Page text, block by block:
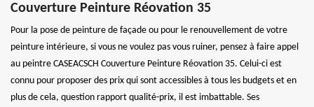
Couverture Peinture Réovation 35
Pour la pose de peinture de façade ou pour le renouvellement de votre
peinture intérieure, si vous ne voulez pas vous ruiner, pensez à faire appel
au peintre CASEACSCH Couverture Peinture Réovation 35. Celui-ci est
connu pour proposer des prix qui sont accessibles à tous les budgets et en
plus de cela, question rapport qualité-prix, il est imbattable. Ses